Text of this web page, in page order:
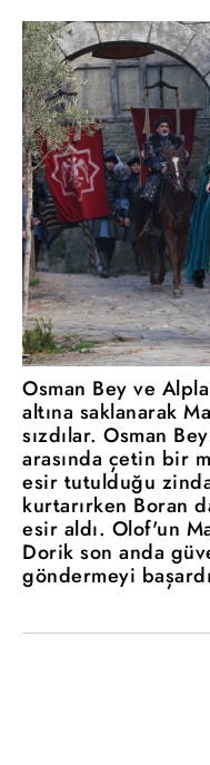
Osman Bey ve
altına saklanarak
sızdılar. Osman
arasında çetin bir
esir tutulduğu
kurtarırken Boran
esir aldı. Olof'un
Dorik son anda
göndermeyi